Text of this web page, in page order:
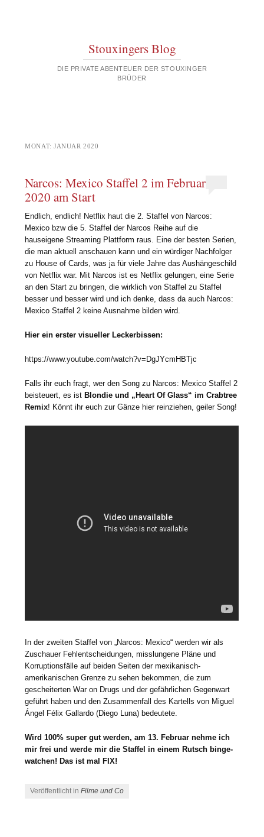
Stouxingers Blog
DIE PRIVATE ABENTEUER DER STOUXINGER
BRÜDER
MONAT:JANUAR 2020
Narcos: Mexico Staffel 2 im Februar
2020 am Start
Endlich, endlich! Netflix haut die 2. Staffel von Narcos:
Mexico bzw die 5. Staffel der Narcos Reihe auf die
hauseigene Streaming Plattform raus. Eine der besten Serien,
die man aktuell anschauen kann und ein würdiger Nachfolger
zu House of Cards, was ja für viele Jahre das Aushängeschild
von Netflix war. Mit Narcos ist es Netflix gelungen, eine Serie
an den Start zu bringen, die wirklich von Staffel zu Staffel
besser und besser wird und ich denke, dass da auch Narcos:
Mexico Staffel 2 keine Ausnahme bilden wird.
Hier ein erster visueller Leckerbissen:
https://www.youtube.com/watch?v=DgJYcmHBTjc
Falls ihr euch fragt, wer den Song zu Narcos: Mexico Staffel 2
beisteuert, es ist Blondie und „Heart Of Glass“ im Crabtree
Remix! Könnt ihr euch zur Gänze hier reinziehen, geiler Song!
In der zweiten Staffel von „Narcos: Mexico“ werden wir als
Zuschauer Fehlentscheidungen, misslungene Pläne und
Korruptionsfälle auf beiden Seiten der mexikanisch-
amerikanischen Grenze zu sehen bekommen, die zum
gescheiterten War on Drugs und der gefährlichen Gegenwart
geführt haben und den Zusammenfall des Kartells von Miguel
Ángel Félix Gallardo (Diego Luna) bedeutete.
Wird 100% super gut werden, am 13. Februar nehme ich
mir frei und werde mir die Staffel in einem Rutsch binge-
watchen! Das ist mal FIX!
Veröffentlicht inFilme und Co